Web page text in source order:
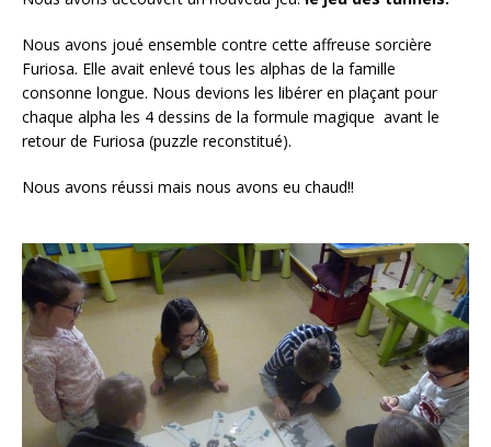
b
o
o
k
l
Nous avons joué ensemble contre cette affreuse sorcière
Furiosa. Elle avait enlevé tous les alphas de la famille
consonne longue. Nous devions les libérer en plaçant pour
chaque alpha les 4 dessins de la formule magique avant le
retour de Furiosa (puzzle reconstitué).
Nous avons réussi mais nous avons eu chaud!!